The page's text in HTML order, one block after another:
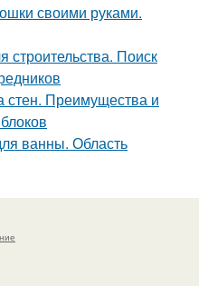
своими руками.
строительства. Поиск
стен. Преимущества и
ванны. Область